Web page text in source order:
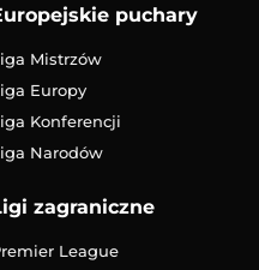
puchary
Mistrzów
Europy
Konferencji
Narodów
zagraniczne
League